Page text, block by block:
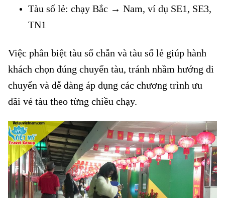
Tàu số lẻ: chạy Bắc → Nam, ví dụ SE1, SE3,
TN1
Việc phân biệt tàu số chẵn và tàu số lẻ giúp hành
khách chọn đúng chuyến tàu, tránh nhầm hướng di
chuyển và dễ dàng áp dụng các chương trình ưu
đãi vé tàu theo từng chiều chạy.